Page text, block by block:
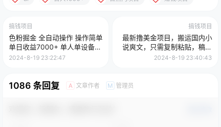
搞钱项目
色粉掘金 全自动操作 操作简单
单日收益7000+ 单人单设备日
引1000粉
2024-8-19 23:22:47
搞钱项目
最新撸美金项目，搬运国内小
说爽文，只需复制粘贴，稿费
月入2500+美金，新手也能快
2024-8-19 23:40:43
1086 条回复 A 文章作者 M 管理员